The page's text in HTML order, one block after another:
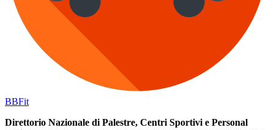
BBFit
Direttorio Nazionale di Palestre, Centri Sportivi e Personal